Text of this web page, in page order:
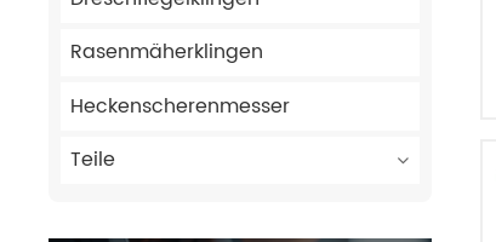
Rasenmäherklingen
Heckenscherenmesser
Teile